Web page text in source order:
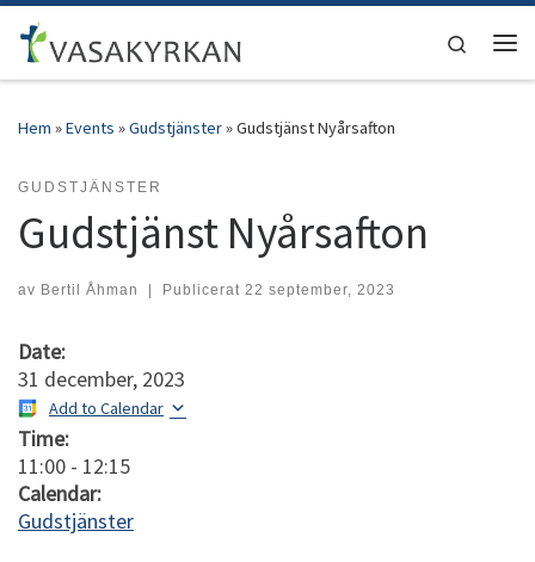
Hoppa till innehåll
Search
Hem »Events »Gudstjänster»Gudstjänst Nyårsafton
GUDSTJÄNSTER
Gudstjänst Nyårsafton
av Bertil Åhman | Publicerat 22 september, 2023
Date:
31 december, 2023
Add to Calendar
Time:
11:00 - 12:15
Calendar:
Gudstjänster